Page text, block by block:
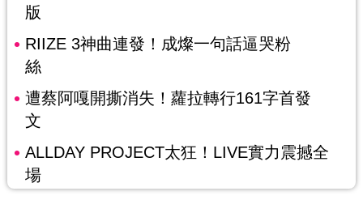
版
RIIZE 3神曲連發！成燦一句話逼哭粉
絲
遭蔡阿嘎開撕消失！蘿拉轉行161字首發
文
ALLDAY PROJECT太狂！LIVE實力震撼全
場